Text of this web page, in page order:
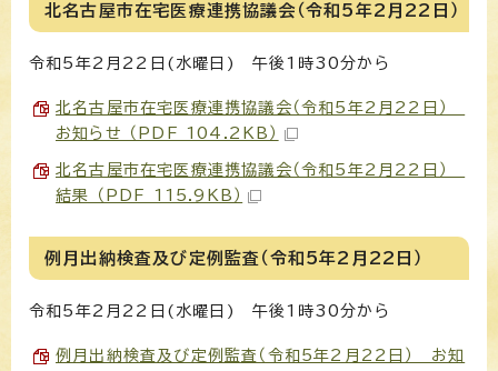
北名古屋市在宅医療連携協議会（令和5年2月22日）
令和5年2月22日(水曜日) 午後1時30分から
北名古屋市在宅医療連携協議会（令和5年2月22日）
お知らせ （PDF 104.2KB）
北名古屋市在宅医療連携協議会（令和5年2月22日）
結果 （PDF 115.9KB）
例月出納検査及び定例監査（令和5年2月22日）
令和5年2月22日(水曜日) 午後1時30分から
例月出納検査及び定例監査（令和5年2月22日） お知